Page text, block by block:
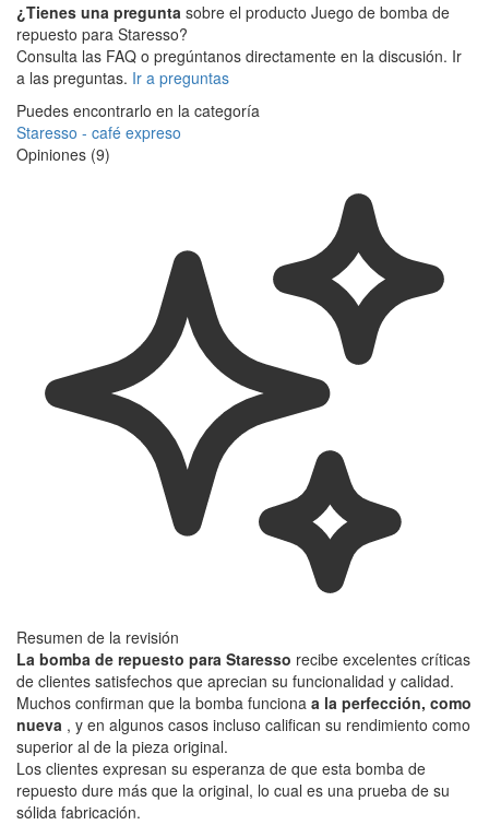
¿Tienes una pregunta sobre el producto Juego de bomba de
repuesto para Staresso?
Consulta las FAQ o pregúntanos directamente en la discusión. Ir
a las preguntas. Ir a preguntas
Puedes encontrarlo en la categoría
Staresso - café expreso
Opiniones (9)
Resumen de la revisión
La bomba de repuesto para Staresso recibe excelentes críticas
de clientes satisfechos que aprecian su funcionalidad y calidad.
Muchos confirman que la bomba funciona a la perfección, como
nueva , y en algunos casos incluso califican su rendimiento como
superior al de la pieza original.
Los clientes expresan su esperanza de que esta bomba de
repuesto dure más que la original, lo cual es una prueba de su
sólida fabricación.